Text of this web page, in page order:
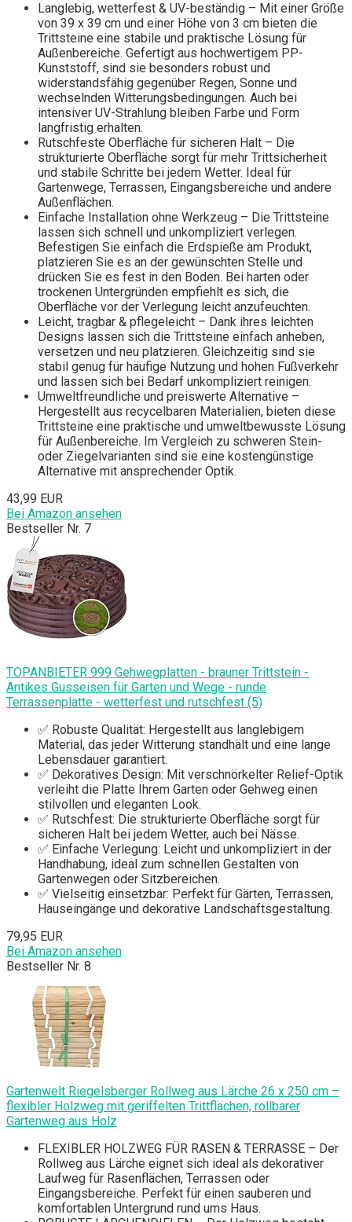
Langlebig, wetterfest & UV-beständig – Mit einer Größe
von 39 x 39 cm und einer Höhe von 3 cm bieten die
Trittsteine eine stabile und praktische Lösung für
Außenbereiche. Gefertigt aus hochwertigem PP-
Kunststoff, sind sie besonders robust und
widerstandsfähig gegenüber Regen, Sonne und
wechselnden Witterungsbedingungen. Auch bei
intensiver UV-Strahlung bleiben Farbe und Form
langfristig erhalten.
Rutschfeste Oberfläche für sicheren Halt – Die
strukturierte Oberfläche sorgt für mehr Trittsicherheit
und stabile Schritte bei jedem Wetter. Ideal für
Gartenwege, Terrassen, Eingangsbereiche und andere
Außenflächen.
Einfache Installation ohne Werkzeug – Die Trittsteine
lassen sich schnell und unkompliziert verlegen.
Befestigen Sie einfach die Erdspieße am Produkt,
platzieren Sie es an der gewünschten Stelle und
drücken Sie es fest in den Boden. Bei harten oder
trockenen Untergründen empfiehlt es sich, die
Oberfläche vor der Verlegung leicht anzufeuchten.
Leicht, tragbar & pflegeleicht – Dank ihres leichten
Designs lassen sich die Trittsteine einfach anheben,
versetzen und neu platzieren. Gleichzeitig sind sie
stabil genug für häufige Nutzung und hohen Fußverkehr
und lassen sich bei Bedarf unkompliziert reinigen.
Umweltfreundliche und preiswerte Alternative –
Hergestellt aus recycelbaren Materialien, bieten diese
Trittsteine eine praktische und umweltbewusste Lösung
für Außenbereiche. Im Vergleich zu schweren Stein-
oder Ziegelvarianten sind sie eine kostengünstige
Alternative mit ansprechender Optik.
43,99 EUR
Bei Amazon ansehen
Bestseller Nr. 7
TOPANBIETER 999 Gehwegplatten - brauner Trittstein -
Antikes Gusseisen für Garten und Wege - runde
Terrassenplatte - wetterfest und rutschfest (5)
✅ Robuste Qualität: Hergestellt aus langlebigem
Material, das jeder Witterung standhält und eine lange
Lebensdauer garantiert.
✅ Dekoratives Design: Mit verschnörkelter Relief-Optik
verleiht die Platte Ihrem Garten oder Gehweg einen
stilvollen und eleganten Look.
✅ Rutschfest: Die strukturierte Oberfläche sorgt für
sicheren Halt bei jedem Wetter, auch bei Nässe.
✅ Einfache Verlegung: Leicht und unkompliziert in der
Handhabung, ideal zum schnellen Gestalten von
Gartenwegen oder Sitzbereichen.
✅ Vielseitig einsetzbar: Perfekt für Gärten, Terrassen,
Hauseingänge und dekorative Landschaftsgestaltung.
79,95 EUR
Bei Amazon ansehen
Bestseller Nr. 8
Gartenwelt Riegelsberger Rollweg aus Lärche 26 x 250 cm –
flexibler Holzweg mit geriffelten Trittflächen, rollbarer
Gartenweg aus Holz
FLEXIBLER HOLZWEG FÜR RASEN & TERRASSE – Der
Rollweg aus Lärche eignet sich ideal als dekorativer
Laufweg für Rasenflächen, Terrassen oder
Eingangsbereiche. Perfekt für einen sauberen und
komfortablen Untergrund rund ums Haus.